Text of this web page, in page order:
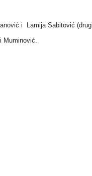
i Lamija Sabitović